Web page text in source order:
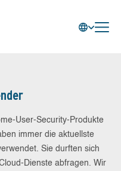
User-Security-Produkte
immer die aktuellste
Sie durften sich
Dienste abfragen. Wir